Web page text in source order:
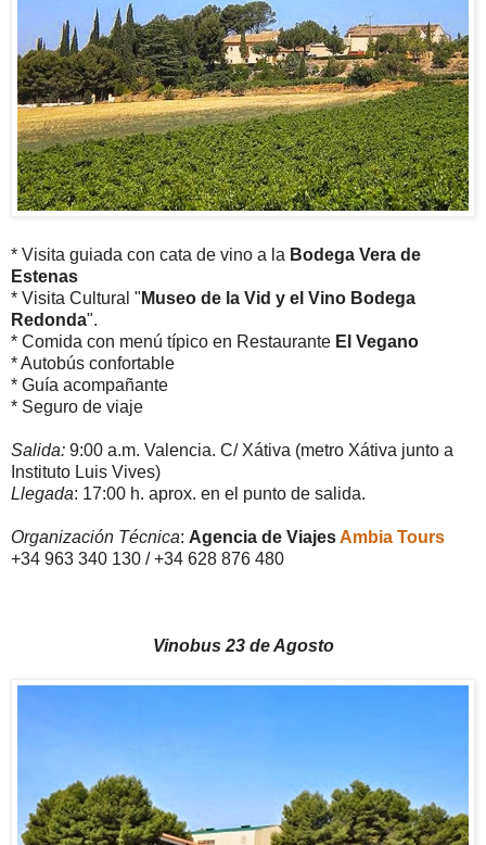
* Visita guiada con cata de vino a la Bodega Vera de
Estenas
* Visita Cultural " Museo de la Vid y el Vino Bodega
Redonda".
* Comida con menú típico en Restaurante El Vegano
* Autobús confortable
* Guía acompañante
* Seguro de viaje
Salida: 9:00 a.m. Valencia. C/ Xátiva (metro Xátiva junto a
Instituto Luis Vives)
Llegada: 17:00 h. aprox. en el punto de salida.
Organización Técnica: Agencia de ViajesAmbia Tours
+34 963 340 130 / +34 628 876 480
Vinobus 23 de Agosto